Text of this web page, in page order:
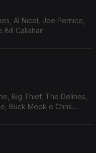
Al Nicol, Joe Pernice,
Bill Callahan
Big Thief, The Delines,
Buck Meek e Chris